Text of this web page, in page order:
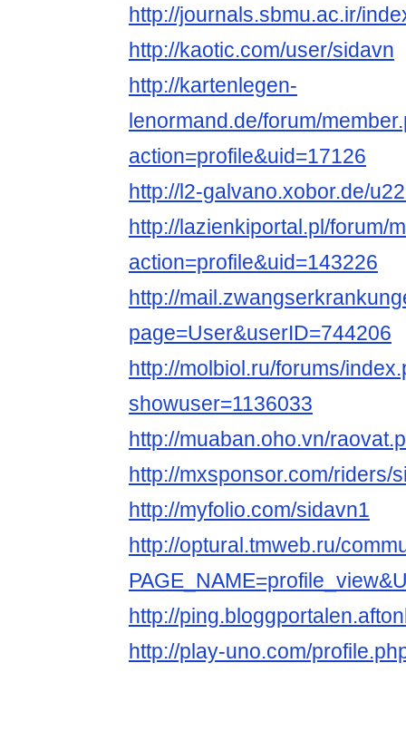
http://journals.sbmu.ac.ir/
http://kaotic.com/user/sidavn
http://kartenlegen-
lenormand.de/forum/
action=profile&uid=17126
http://l2-galvano.xobor.de/
http://lazienkiportal.pl/forum/
action=profile&uid=143226
http://
page=User&userID=744206
http://molbiol.ru/forums/
showuser=1136033
http://muaban.oho.vn/
http://mxsponsor.com/riders/
http://myfolio.com/sidavn1
http://optural.tmweb.ru/
http://
http://play-uno.com/